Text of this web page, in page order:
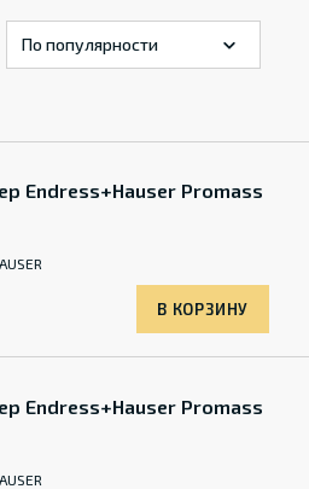
Endress+Hauser Promass
В КОРЗИНУ
Endress+Hauser Promass